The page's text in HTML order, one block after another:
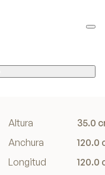
Altura
35.0
Anchura
120.0
Longitud
120.0